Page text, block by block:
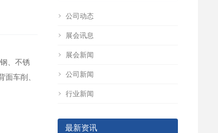
、不锈
车削、
公司动态
展会讯息
展会新闻
公司新闻
行业新闻
最新资讯